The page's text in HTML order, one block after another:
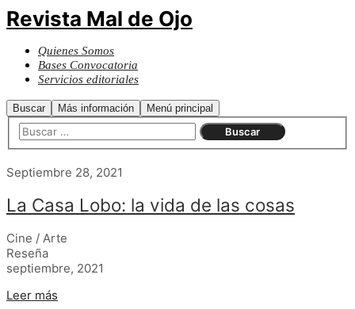
Revista Mal de Ojo
Quienes Somos
Bases Convocatoria
Servicios editoriales
Buscar Más información Menú principal
Septiembre 28, 2021
La Casa Lobo: la vida de las cosas
Cine / Arte
Reseña
septiembre, 2021
Leer más